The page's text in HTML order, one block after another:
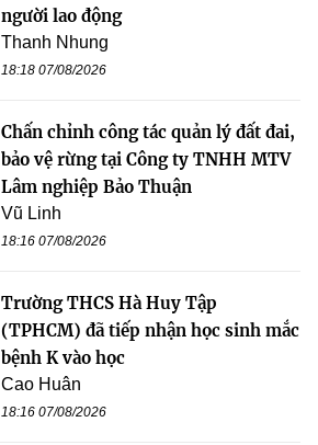
người lao động
Thanh Nhung
18:18 07/08/2026
Chấn chỉnh công tác quản lý đất đai,
bảo vệ rừng tại Công ty TNHH MTV
Lâm nghiệp Bảo Thuận
Vũ Linh
18:16 07/08/2026
Trường THCS Hà Huy Tập
(TPHCM) đã tiếp nhận học sinh mắc
bệnh K vào học
Cao Huân
18:16 07/08/2026